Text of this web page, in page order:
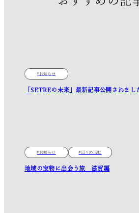
お知らせ
「SETREの未来」最新記事公開されまし
お知らせ 日々の活動
地域の宝物に出会う旅 滋賀編